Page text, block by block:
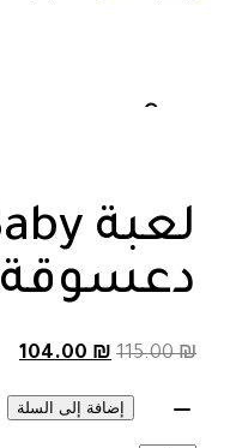
دعسوقة
115.00₪
104.00₪
إضافة إلى السلة